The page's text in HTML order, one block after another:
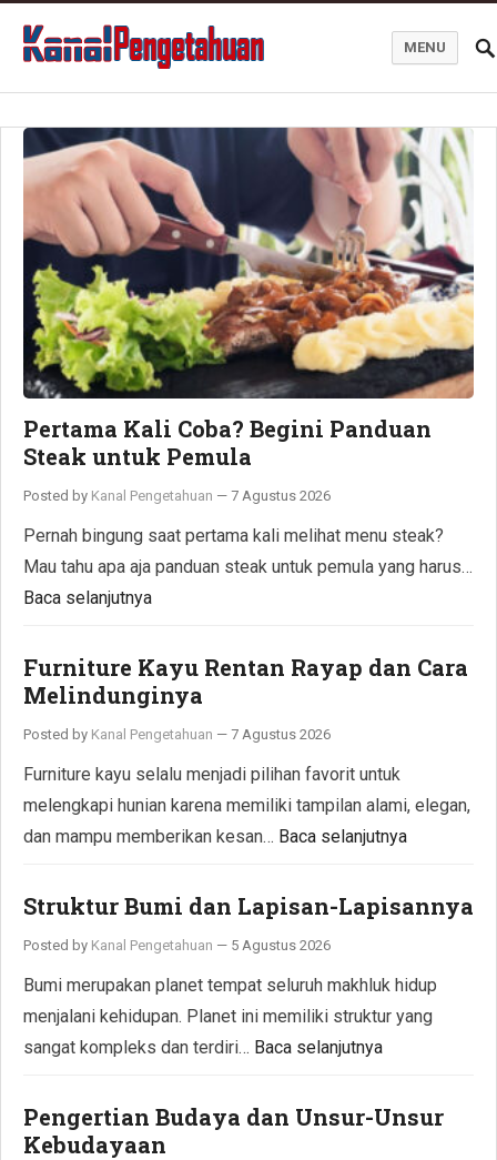
MENU
Pertama Kali Coba? Begini Panduan
Steak untuk Pemula
Posted by Kanal Pengetahuan — 7 Agustus 2026
Pernah bingung saat pertama kali melihat menu steak?
Mau tahu apa aja panduan steak untuk pemula yang harus…
Baca selanjutnya
Furniture Kayu Rentan Rayap dan Cara
Melindunginya
Posted by Kanal Pengetahuan — 7 Agustus 2026
Furniture kayu selalu menjadi pilihan favorit untuk
melengkapi hunian karena memiliki tampilan alami, elegan,
dan mampu memberikan kesan… Baca selanjutnya
Struktur Bumi dan Lapisan-Lapisannya
Posted by Kanal Pengetahuan — 5 Agustus 2026
Bumi merupakan planet tempat seluruh makhluk hidup
menjalani kehidupan. Planet ini memiliki struktur yang
sangat kompleks dan terdiri… Baca selanjutnya
Pengertian Budaya dan Unsur-Unsur
Kebudayaan